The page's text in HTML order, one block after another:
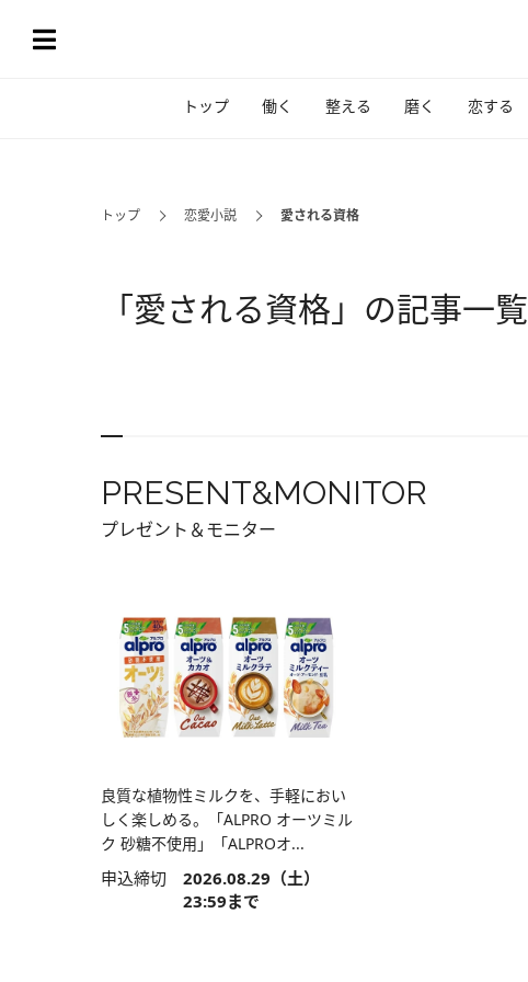
トップ 働く 整える 磨く 恋する
トップ 恋愛小説 愛される資格
「愛される資格」の記事一覧
PRESENT&MONITOR
プレゼント＆モニター
良質な植物性ミルクを、手軽におい
しく楽しめる。「ALPRO オーツミル
ク 砂糖不使用」「ALPROオ...
申込締切 2026.08.29（土）
23:59まで